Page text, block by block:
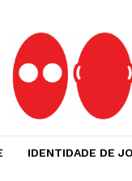
IDENTIDADE DE